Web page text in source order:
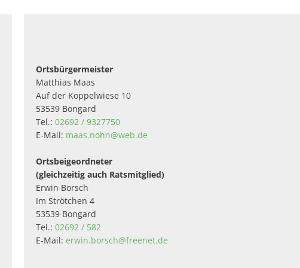
Ortsbürgermeister
Matthias Maas
Auf der Koppelwiese 10
53539 Bongard
Tel.: 02692 / 9327750
E-Mail: maas.nohn@web.de
Ortsbeigeordneter
(gleichzeitig auch Ratsmitglied)
Erwin Borsch
Im Strötchen 4
53539 Bongard
Tel.: 02692 / 582
E-Mail: erwin.borsch@freenet.de